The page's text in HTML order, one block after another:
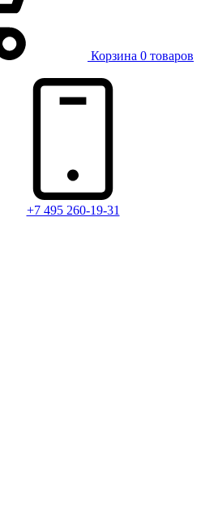
Корзина 0 товаров
+7 495 260-19-31